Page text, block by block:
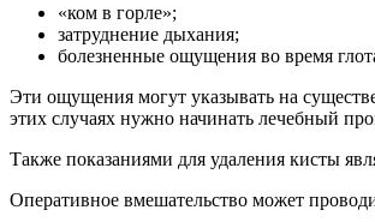
«ком в горле»;
затруднение дыхания;
болезненные ощущения во время
Эти ощущения могут указывать на
этих случаях нужно начинать лечебный
Также показаниями для удаления кисты
Оперативное вмешательство может